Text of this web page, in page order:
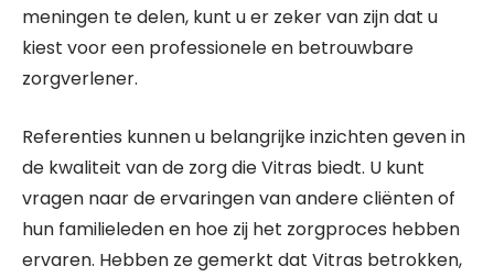
meningen te delen, kunt u er zeker van zijn dat u
kiest voor een professionele en betrouwbare
zorgverlener.
Referenties kunnen u belangrijke inzichten geven in
de kwaliteit van de zorg die Vitras biedt. U kunt
vragen naar de ervaringen van andere cliënten of
hun familieleden en hoe zij het zorgproces hebben
ervaren. Hebben ze gemerkt dat Vitras betrokken,